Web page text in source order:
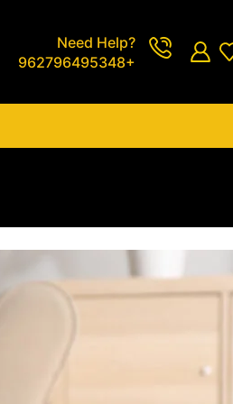
Need Help?
962796495348+